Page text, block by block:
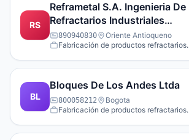
RS
Reframetal S.A. Ingenieria De
Refractarios Industriales
Cemento Y Metalurgia S.A.
890940830
Oriente Antioqueno
Fabricación de productos refractarios.
BL
Bloques De Los Andes Ltda
800058212
Bogota
Fabricación de productos refractarios.